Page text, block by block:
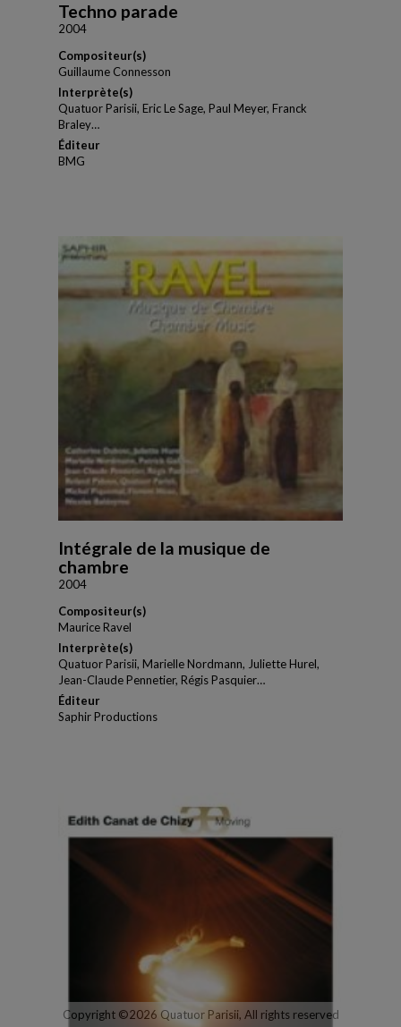
Techno parade
2004
Compositeur(s)
Guillaume Connesson
Interprète(s)
Quatuor Parisii, Eric Le Sage, Paul Meyer, Franck
Braley…
Éditeur
BMG
Intégrale de la musique de
chambre
2004
Compositeur(s)
Maurice Ravel
Interprète(s)
Quatuor Parisii, Marielle Nordmann, Juliette Hurel,
Jean-Claude Pennetier, Régis Pasquier…
Éditeur
Saphir Productions
Copyright ©2026 Quatuor Parisii, All rights reserved